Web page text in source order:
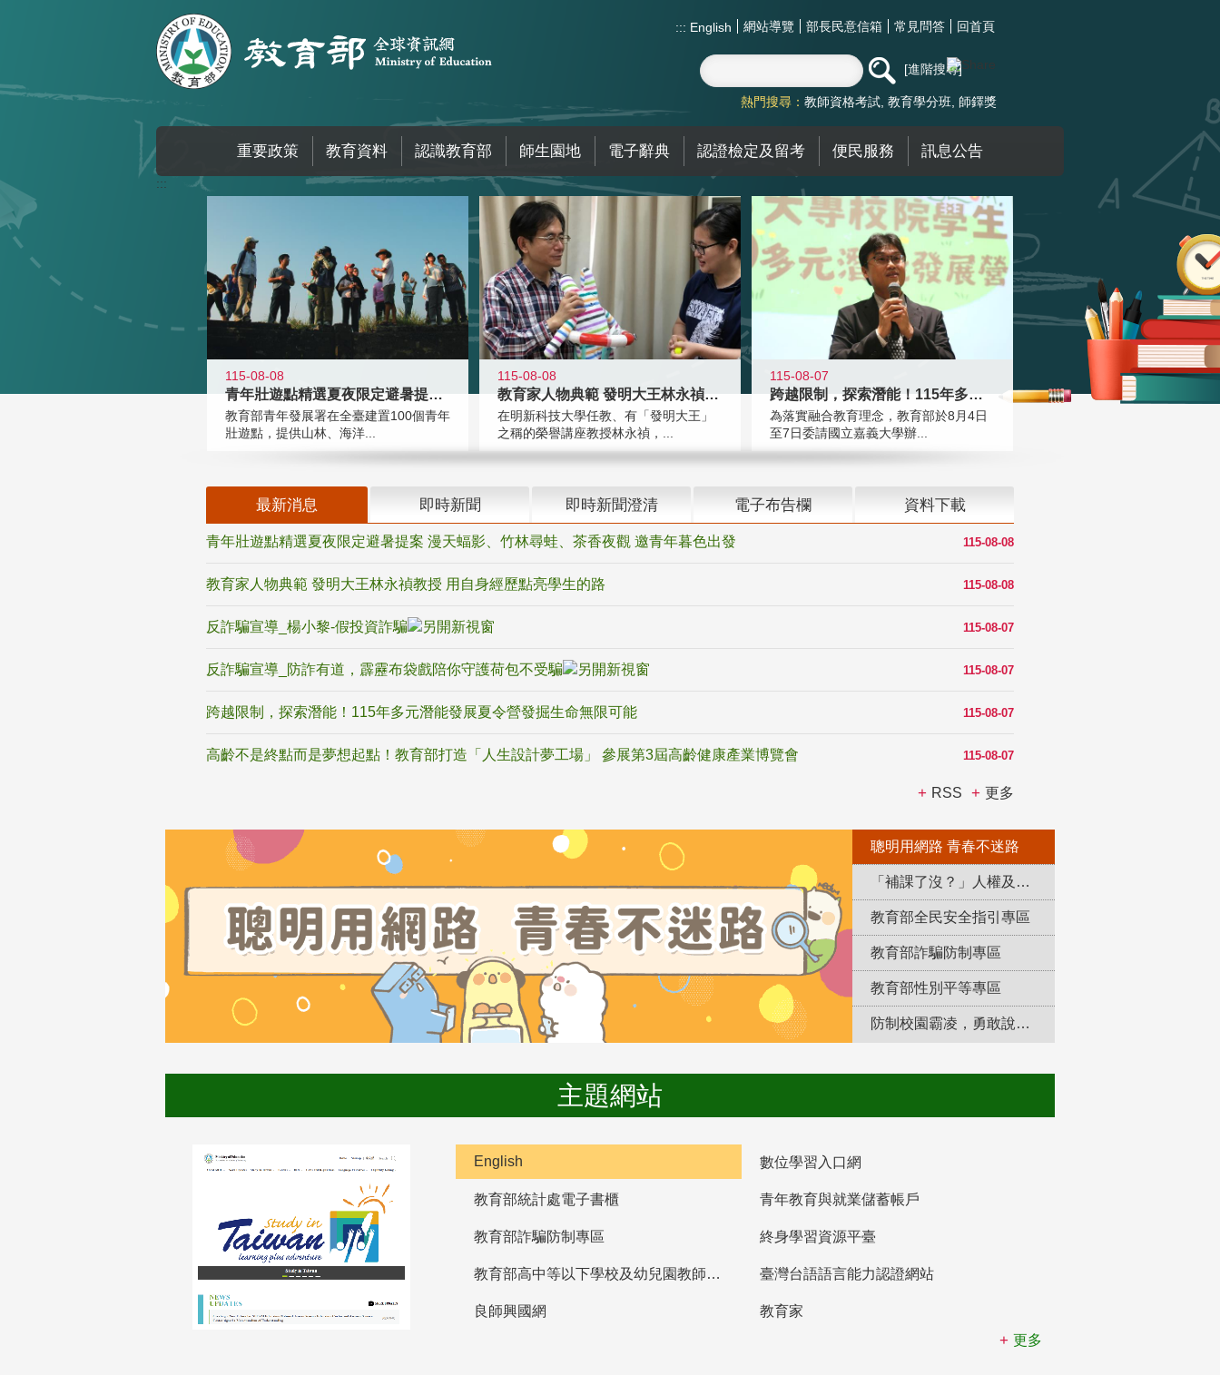
::: English 網站導覽 部長民意信箱 常見問答 回首頁
進階搜尋
熱門搜尋： 教師資格考試 教育學分班 師鐸獎
重要政策 教育資料 認識教育部 師生園地 電子辭典 認證檢定及留考 便民服務 訊息公告
:::
115-08-08
青年壯遊點精選夏夜限定避暑提案 漫
教育部青年發展署在全臺建置100個青年
壯遊點，提供山林、海洋...
115-08-08
教育家人物典範 發明大王林永禎教授
在明新科技大學任教、有「發明大王」
之稱的榮譽講座教授林永禎，...
115-08-07
跨越限制，探索潛能！115年多元潛
為落實融合教育理念，教育部於8月4日
至7日委請國立嘉義大學辦...
最新消息 即時新聞 即時新聞澄清 電子布告欄 資料下載
115-08-08
青年壯遊點精選夏夜限定避暑提案 漫天蝠影、竹林尋蛙、茶香夜觀 邀青年暮色出發
115-08-08
教育家人物典範 發明大王林永禎教授 用自身經歷點亮學生的路
115-08-07
反詐騙宣導_楊小黎-假投資詐騙
115-08-07
反詐騙宣導_防詐有道，霹靂布袋戲陪你守護荷包不受騙
115-08-07
跨越限制，探索潛能！115年多元潛能發展夏令營發掘生命無限可能
115-08-07
高齡不是終點而是夢想起點！教育部打造「人生設計夢工場」 參展第3屆高齡健康產業博覽會
RSS 更多
聰明用網路 青春不迷路
「補課了沒？」人權及轉型正義教育專區
教育部全民安全指引專區
教育部詐騙防制專區
教育部性別平等專區
防制校園霸凌，勇敢說出來！
主題網站
English 數位學習入口網
教育部統計處電子書櫃 青年教育與就業儲蓄帳戶
教育部詐騙防制專區 終身學習資源平臺
教育部高中等以下學校及幼兒園教師資格檢定考試 臺灣台語語言能力認證網站
良師興國網
教育家
更多